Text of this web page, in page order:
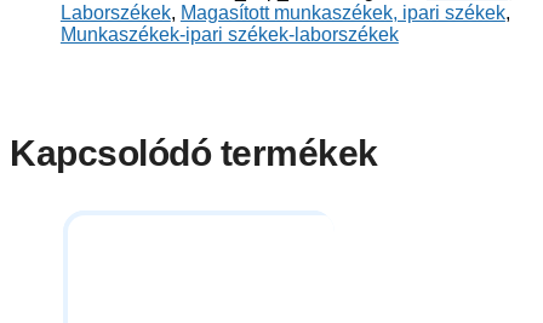
Laborszékek, Magasított munkaszékek, ipari székek,
Munkaszékek-ipari székek-laborszékek
Kapcsolódó termékek